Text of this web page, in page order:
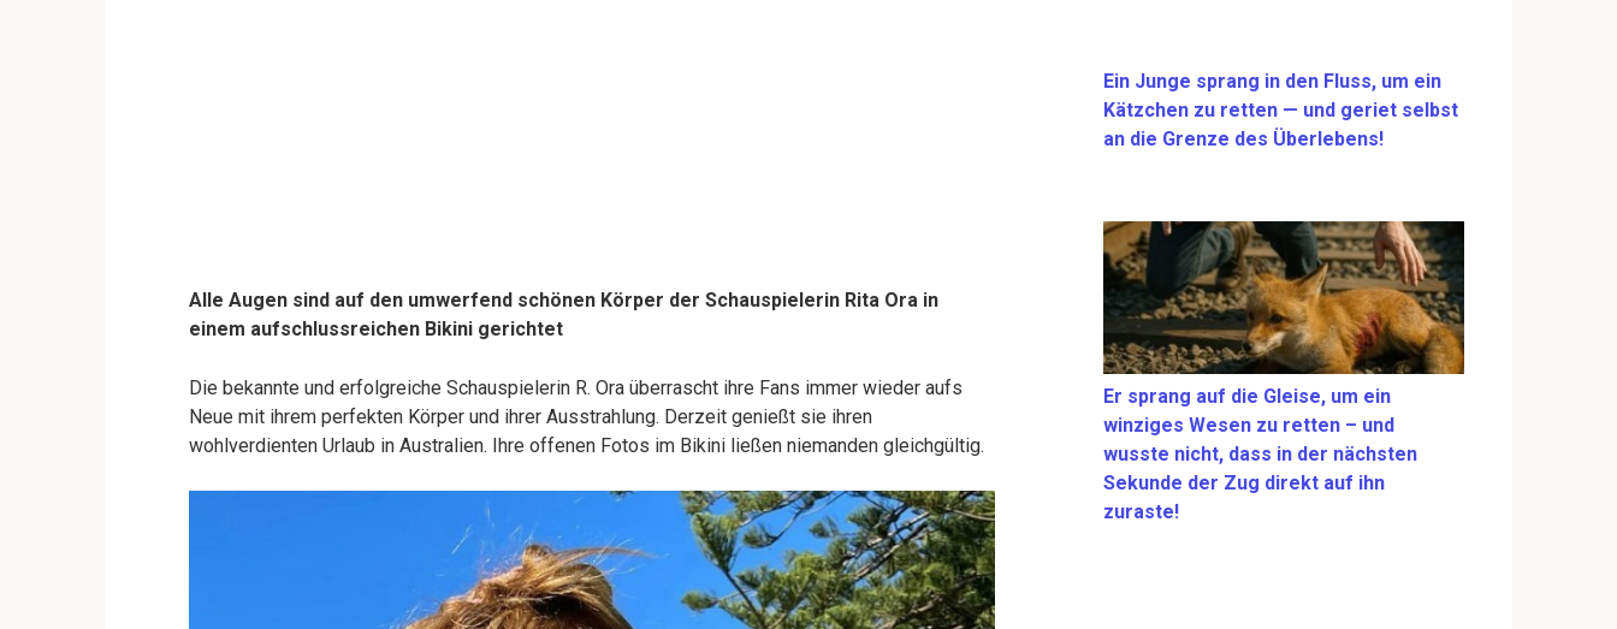
Alle Augen sind auf den umwerfend schönen Körper der Schauspielerin Rita Ora in
einem aufschlussreichen Bikini gerichtet
Die bekannte und erfolgreiche Schauspielerin R. Ora überrascht ihre Fans immer wieder aufs
Neue mit ihrem perfekten Körper und ihrer Ausstrahlung. Derzeit genießt sie ihren
wohlverdienten Urlaub in Australien. Ihre offenen Fotos im Bikini ließen niemanden gleichgültig.
Ein Junge sprang in den Fluss, um ein
Kätzchen zu retten — und geriet selbst
an die Grenze des Überlebens!
Er sprang auf die Gleise, um ein
winziges Wesen zu retten – und
wusste nicht, dass in der nächsten
Sekunde der Zug direkt auf ihn
zuraste!